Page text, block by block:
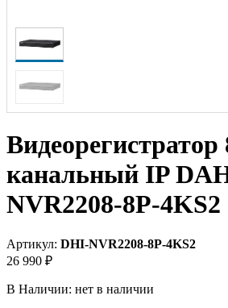
канальный IP
NVR2208-8P-4KS2
Артикул: DHI-NVR2208-8P-4KS2
26 990 ₽
В Наличии: нет в наличии